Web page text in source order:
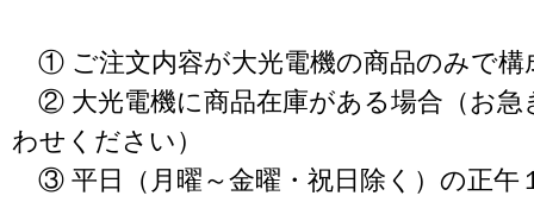
① ご注文内容が大光電機の商品のみで構
② 大光電機に商品在庫がある場合（お急
わせください）
③ 平日（月曜～金曜・祝日除く）の正午